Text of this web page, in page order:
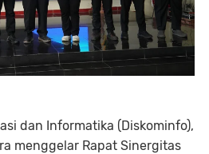
dan Informatika (Diskominfo),
menggelar Rapat Sinergitas